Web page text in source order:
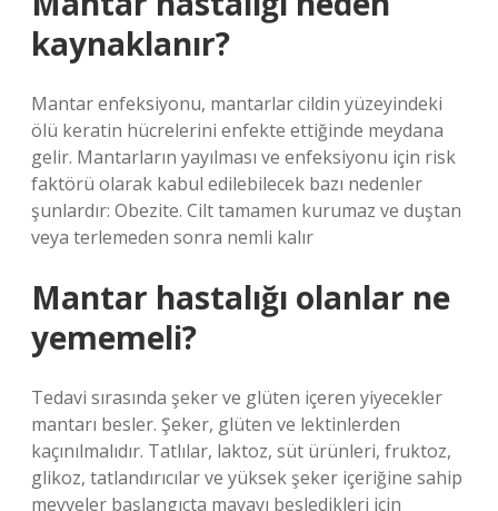
kaynaklanır?
Mantar enfeksiyonu, mantarlar cildin yüzeyindeki
ölü keratin hücrelerini enfekte ettiğinde meydana
gelir. Mantarların yayılması ve enfeksiyonu için risk
faktörü olarak kabul edilebilecek bazı nedenler
şunlardır: Obezite. Cilt tamamen kurumaz ve duştan
veya terlemeden sonra nemli kalır
Mantar hastalığı olanlar ne
yememeli?
Tedavi sırasında şeker ve glüten içeren yiyecekler
mantarı besler. Şeker, glüten ve lektinlerden
kaçınılmalıdır. Tatlılar, laktoz, süt ürünleri, fruktoz,
glikoz, tatlandırıcılar ve yüksek şeker içeriğine sahip
meyveler başlangıçta mayayı besledikleri için